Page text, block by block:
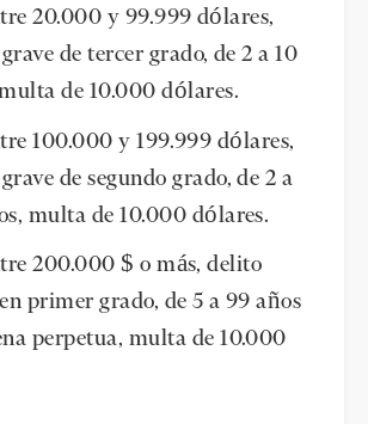
20.000 y 99.999 dólares,
de tercer grado, de 2 a 10
de 10.000 dólares.
100.000 y 199.999 dólares,
de segundo grado, de 2 a
multa de 10.000 dólares.
200.000 $ o más, delito
primer grado, de 5 a 99 años
perpetua, multa de 10.000